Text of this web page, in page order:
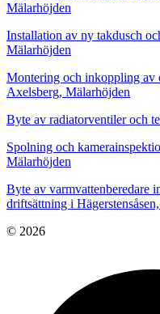
Mälarhöjden
Installation av ny takdusch
Mälarhöjden
Montering och inkoppling av
Axelsberg, Mälarhöjden
Byte av radiatorventiler och
Spolning och
Mälarhöjden
Byte av varmvattenberedare
driftsättning i
© 2026